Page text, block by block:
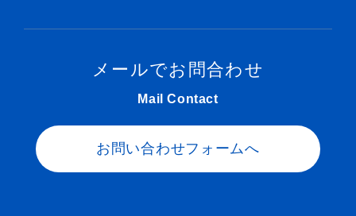
メールでお問合わせ
Mail Contact
お問い合わせフォームへ